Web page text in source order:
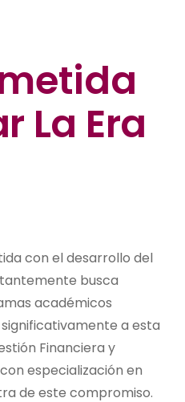
La Era
con el desarrollo del
busca
académicos
a esta
Financiera y
especialización en
de este compromiso.